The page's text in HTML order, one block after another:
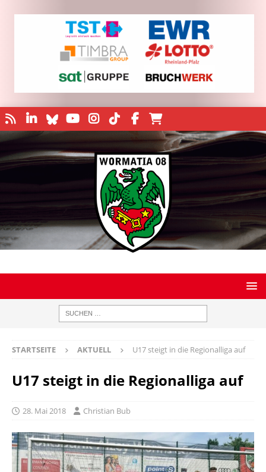
STARTSEITE AKTUELL U17 steigt in die Regionalliga auf
U17 steigt in die Regionalliga auf
28. Mai 2018 Christian Bub